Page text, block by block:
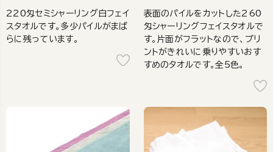
220匁セミシャーリング白フェイ
スタオルです。多少パイルがまば
らに残っています。
表面のパイルをカットした260
匁シャーリングフェイスタオルで
す。片面がフラットなので、プリ
ントがきれいに乗りやすいおす
すめのタオルです。全5色。